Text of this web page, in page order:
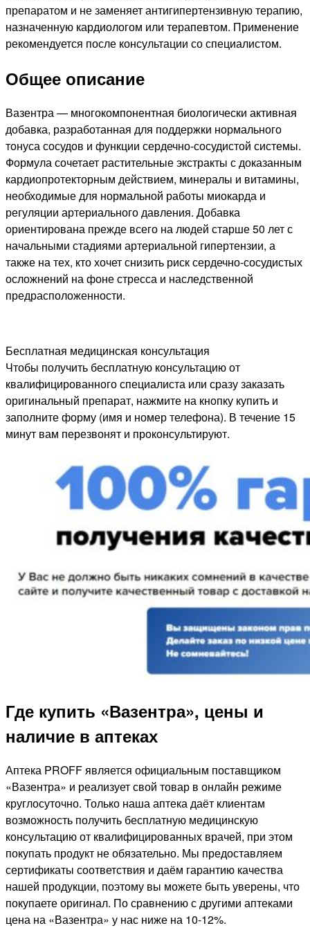
препаратом и не заменяет антигипертензивную терапию,
назначенную кардиологом или терапевтом. Применение
рекомендуется после консультации со специалистом.
Общее описание
Вазентра — многокомпонентная биологически активная
добавка, разработанная для поддержки нормального
тонуса сосудов и функции сердечно-сосудистой системы.
Формула сочетает растительные экстракты с доказанным
кардиопротекторным действием, минералы и витамины,
необходимые для нормальной работы миокарда и
регуляции артериального давления. Добавка
ориентирована прежде всего на людей старше 50 лет с
начальными стадиями артериальной гипертензии, а
также на тех, кто хочет снизить риск сердечно-сосудистых
осложнений на фоне стресса и наследственной
предрасположенности.
Бесплатная медицинская консультация
Чтобы получить бесплатную консультацию от
квалифицированного специалиста или сразу заказать
оригинальный препарат, нажмите на кнопку купить и
заполните форму (имя и номер телефона). В течение 15
минут вам перезвонят и проконсультируют.
Где купить «Вазентра», цены и
наличие в аптеках
Аптека PROFF является официальным поставщиком
«Вазентра» и реализует свой товар в онлайн режиме
круглосуточно. Только наша аптека даёт клиентам
возможность получить бесплатную медицинскую
консультацию от квалифицированных врачей, при этом
покупать продукт не обязательно. Мы предоставляем
сертификаты соответствия и даём гарантию качества
нашей продукции, поэтому вы можете быть уверены, что
покупаете оригинал. По сравнению с другими аптеками
цена на «Вазентра» у нас ниже на 10-12%.